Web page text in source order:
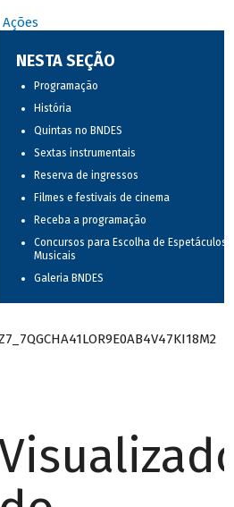
Ações
NESTA SEÇÃO
Programação
História
Quintas no BNDES
Sextas instrumentais
Reserva de ingressos
Filmes e festivais de cinema
Receba a programação
Concursos para Escolha de Espetáculos
Musicais
Galeria BNDES